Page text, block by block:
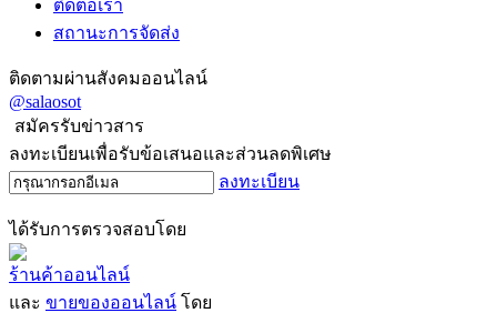
ติดต่อเรา
สถานะการจัดส่ง
ติดตามผ่านสังคมออนไลน์
@salaosot
สมัครรับข่าวสาร
ลงทะเบียนเพื่อรับข้อเสนอและส่วนลดพิเศษ
ลงทะเบียน
ได้รับการตรวจสอบโดย
ร้านค้าออนไลน์
และ ขายของออนไลน์ โดย